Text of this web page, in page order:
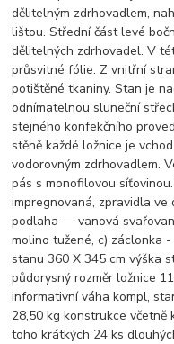
dělitelným zdrhovadlem,
lištou. Střední část levé
dělitelných zdrhovadel. V
průsvitné fólie. Z vnitřní
potištěné tkaniny. Stan je
odnímatelnou sluneční
stejného konfekčního
stěně každé ložnice je
vodorovným zdrhovadlem.
pás s monofilovou
impregnovaná, zpravidla
podlaha — vanová
molino tužené, c) záclonka
stanu 360 X 345 cm výška
půdorysný rozměr ložnice
informativní váha kompl,
28,50 kg konstrukce
toho krátkých 24 ks